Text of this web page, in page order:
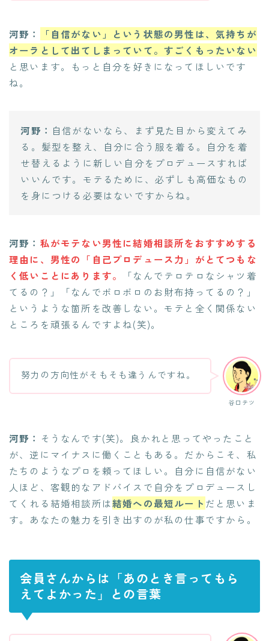
河野：
「自信がない」という状態の男性は、気持ちが
オーラとして出てしまっていて。すごくもったいない
と思います。もっと自分を好きになってほしいです
ね。
河野： 自信がないなら、まず見た目から変えてみ
る。髪型を整え、自分に合う服を着る。自分を着
せ替えるように新しい自分をプロデュースすれば
いいんです。モテるために、必ずしも高価なもの
を身につける必要はないですからね。
河野： 私がモテない男性に結婚相談所をおすすめする
理由に、男性の「自己プロデュース力」がとてつもな
く低いことにあります。
「なんでテロテロなシャツ着
てるの？」「なんでボロボロのお財布持ってるの？」
というような箇所を改善しない。モテと全く関係ない
ところを頑張るんですよね(笑)。
谷口テツ
努力の方向性がそもそも違うんですね。
河野： そうなんです(笑)。良かれと思ってやったこと
が、逆にマイナスに働くこともある。だからこそ、私
たちのようなプロを頼ってほしい。自分に自信がない
人ほど、客観的なアドバイスで自分をプロデュースし
てくれる結婚相談所は結婚への最短ルート だと思いま
す。あなたの魅力を引き出すのが私の仕事ですから。
会員さんからは「あのとき言ってもら
えてよかった」との言葉